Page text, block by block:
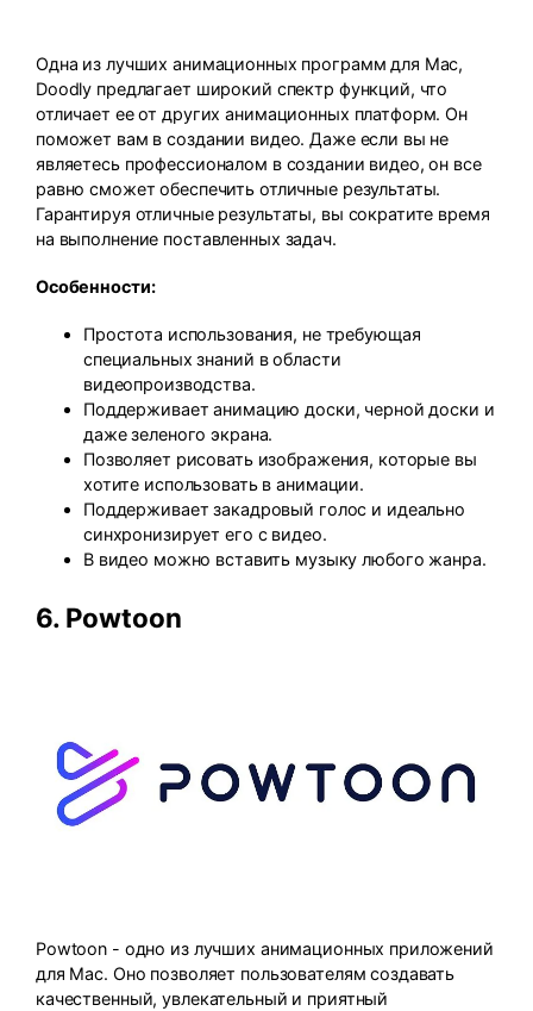
Одна из лучших анимационных программ для Mac,
Doodly предлагает широкий спектр функций, что
отличает ее от других анимационных платформ. Он
поможет вам в создании видео. Даже если вы не
являетесь профессионалом в создании видео, он все
равно сможет обеспечить отличные результаты.
Гарантируя отличные результаты, вы сократите время
на выполнение поставленных задач.
Особенности:
Простота использования, не требующая
специальных знаний в области
видеопроизводства.
Поддерживает анимацию доски, черной доски и
даже зеленого экрана.
Позволяет рисовать изображения, которые вы
хотите использовать в анимации.
Поддерживает закадровый голос и идеально
синхронизирует его с видео.
В видео можно вставить музыку любого жанра.
6. Powtoon
Powtoon - одно из лучших анимационных приложений
для Mac. Оно позволяет пользователям создавать
качественный, увлекательный и приятный